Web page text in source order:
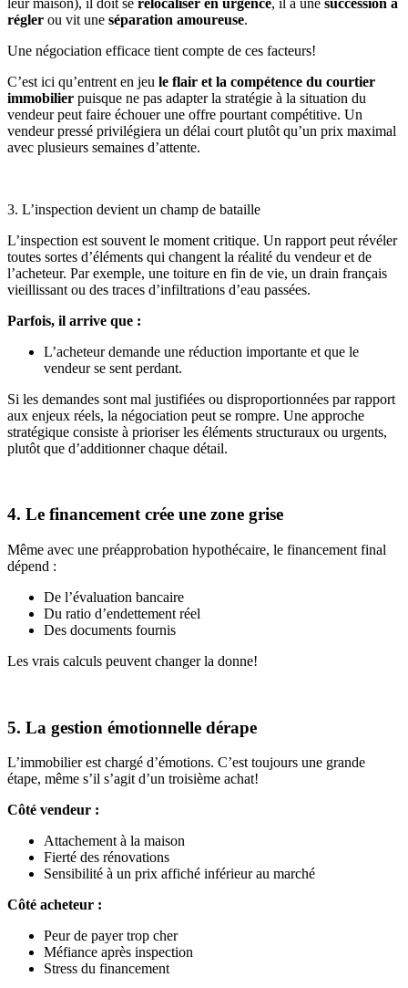
régler ou vit une séparation amoureuse.
Une négociation efficace tient compte de ces facteurs!
C’est ici qu’entrent en jeu le flair et la compétence du courtier
immobilier puisque ne pas adapter la stratégie à la situation du
vendeur peut faire échouer une offre pourtant compétitive. Un
vendeur pressé privilégiera un délai court plutôt qu’un prix maximal
avec plusieurs semaines d’attente.
3. L’inspection devient un champ de bataille
L’inspection est souvent le moment critique. Un rapport peut révéler
toutes sortes d’éléments qui changent la réalité du vendeur et de
l’acheteur. Par exemple, une toiture en fin de vie, un drain français
vieillissant ou des traces d’infiltrations d’eau passées.
Parfois, il arrive que :
L’acheteur demande une réduction importante et que le
vendeur se sent perdant.
Si les demandes sont mal justifiées ou disproportionnées par rapport
aux enjeux réels, la négociation peut se rompre. Une approche
stratégique consiste à prioriser les éléments structuraux ou urgents,
plutôt que d’additionner chaque détail.
4. Le financement crée une zone grise
Même avec une préapprobation hypothécaire, le financement final
dépend :
De l’évaluation bancaire
Du ratio d’endettement réel
Des documents fournis
Les vrais calculs peuvent changer la donne!
5. La gestion émotionnelle dérape
L’immobilier est chargé d’émotions. C’est toujours une grande
étape, même s’il s’agit d’un troisième achat!
Côté vendeur :
Attachement à la maison
Fierté des rénovations
Sensibilité à un prix affiché inférieur au marché
Côté acheteur :
Peur de payer trop cher
Méfiance après inspection
Stress du financement